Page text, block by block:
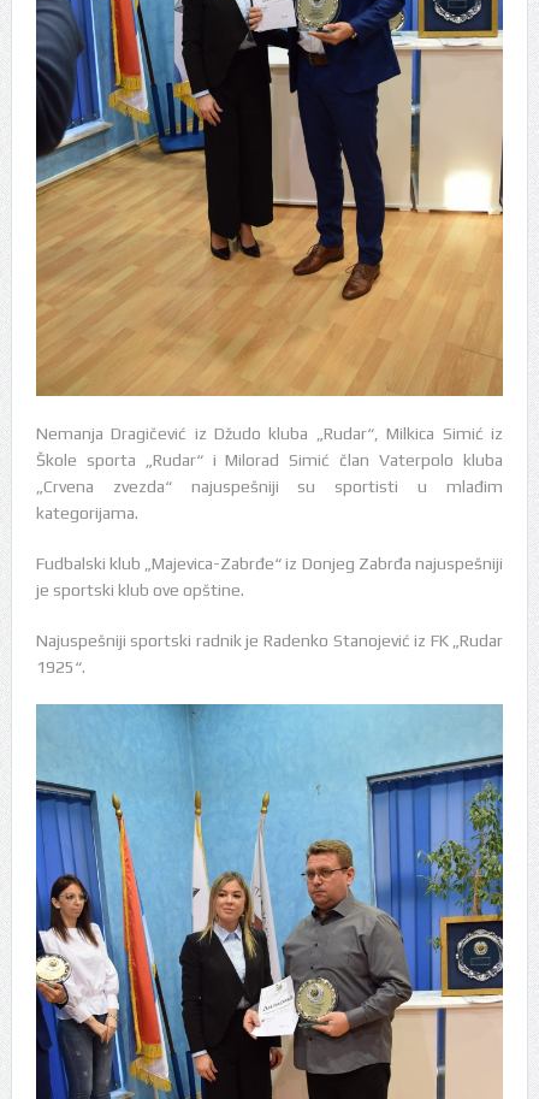
Nemanja Dragičević iz Džudo kluba „Rudar“, Milkica Simić iz
Škole sporta „Rudar“ i Milorad Simić član Vaterpolo kluba
„Crvena zvezda“ najuspešniji su sportisti u mlađim
kategorijama.
Fudbalski klub „Majevica-Zabrđe“ iz Donjeg Zabrđa najuspešniji
je sportski klub ove opštine.
Najuspešniji sportski radnik je Radenko Stanojević iz FK „Rudar
1925“.